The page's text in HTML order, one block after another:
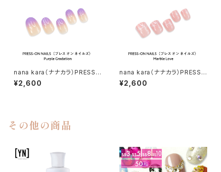
nana kara（ナナカラ）PRESS-
ON NAILS（プレス オン ネイル
ズ）Purple Gradation
¥2,600
nana kara（ナナカラ）PRESS-
ON NAILS（プレス オン ネイル
ズ）Marble Love
¥2,600
その他の商品